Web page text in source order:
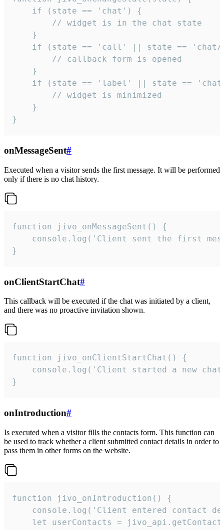
    if (state == 'chat') {
        // widget is in the chat state
    }
if (state == 'call' || state ==
        // callback form is opened
    }
if (state == 'label' || state ==
        // widget is minimized
    }
}
onMessageSent#
Executed when a visitor sends the first message. It will be performed
only if there is no chat history.
function jivo_onMessageSent() {
console.log('Client sent the first
}
onClientStartChat#
This callback will be executed if the chat was initiated by a client,
and there was no proactive invitation shown.
function jivo_onClientStartChat() {
console.log('Client started a new
}
onIntroduction#
Is executed when a visitor fills the contacts form. This function can
be used to track whether a client submitted contact details in order to
pass them in other forms on the website.
function jivo_onIntroduction() {
console.log('Client entered contact
let userContacts =